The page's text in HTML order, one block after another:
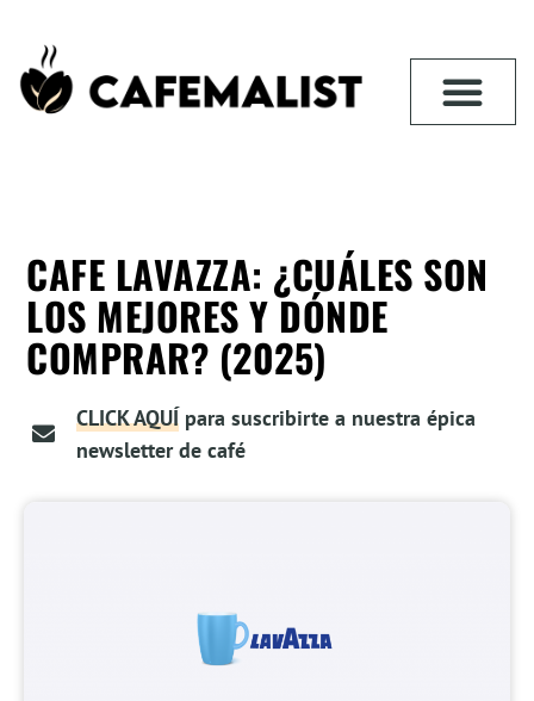
CAFE LAVAZZA: ¿CUÁLES SON
LOS MEJORES Y DÓNDE
COMPRAR? (2025)
CLICK AQUÍ para suscribirte a nuestra épica
newsletter de café